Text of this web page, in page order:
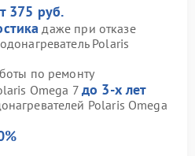
375 руб.
даже при отказе
Polaris
по ремонту
Omega 7 до 3-х лет
Polaris Omega